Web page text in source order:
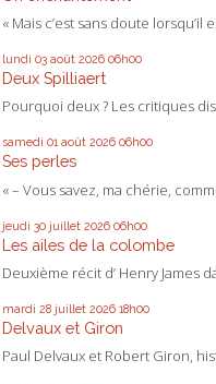
« Mais c’est sans doute lorsqu’il
lundi 03 août 2026 06h00
Deux Spilliaert
Pourquoi deux ? Les critiques
samedi 01 août 2026 06h00
Ses perles
« – Vous savez, ma chérie,
jeudi 30 juillet 2026 06h00
Les ailes de la colombe
Deuxième récit d’ Henry James
mardi 28 juillet 2026 18h00
Delvaux et Giron
Paul Delvaux et Robert Giron,